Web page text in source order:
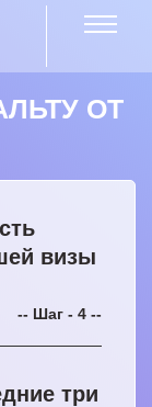
ОТ
визы
-- Шаг - 4 --
три